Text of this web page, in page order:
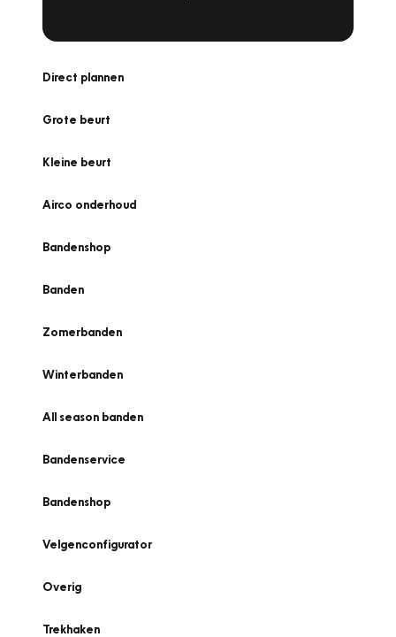
Direct plannen
Grote beurt
Kleine beurt
Airco onderhoud
Bandenshop
Banden
Zomerbanden
Winterbanden
All season banden
Bandenservice
Bandenshop
Velgenconfigurator
Overig
Trekhaken